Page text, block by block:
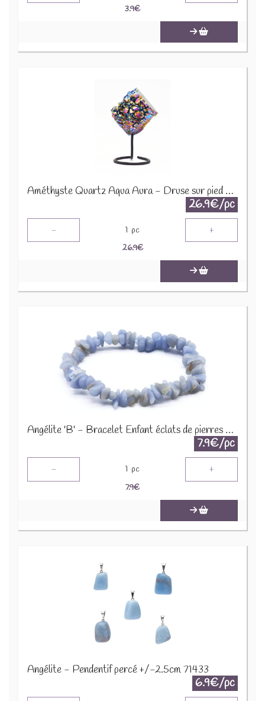
3.9€
Améthyste Quartz Aqua Aura - Druse sur pied en métal DAT3
26.9€/pc
- 1 pc +
26.9€
Angélite 'B' - Bracelet Enfant éclats de pierres BRC-ANG
7.9€/pc
- 1 pc +
7.9€
Angélite - Pendentif percé +/-2.5cm 71433
6.9€/pc